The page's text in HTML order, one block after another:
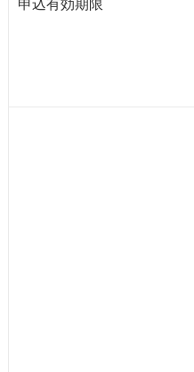
申込有効期限